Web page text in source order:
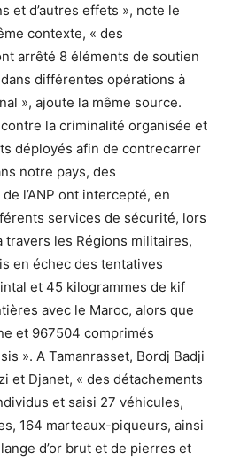
et d’autres effets », note le
contexte, « des
arrêté 8 éléments de soutien
différentes opérations à
», ajoute la même source.
la criminalité organisée et
déployés afin de contrecarrer
notre pays, des
l’ANP ont intercepté, en
services de sécurité, lors
travers les Régions militaires,
en échec des tentatives
et 45 kilogrammes de kif
avec le Maroc, alors que
et 967504 comprimés
». A Tamanrasset, Bordj Badji
et Djanet, « des détachements
et saisi 27 véhicules,
164 marteaux-piqueurs, ainsi
d’or brut et de pierres et